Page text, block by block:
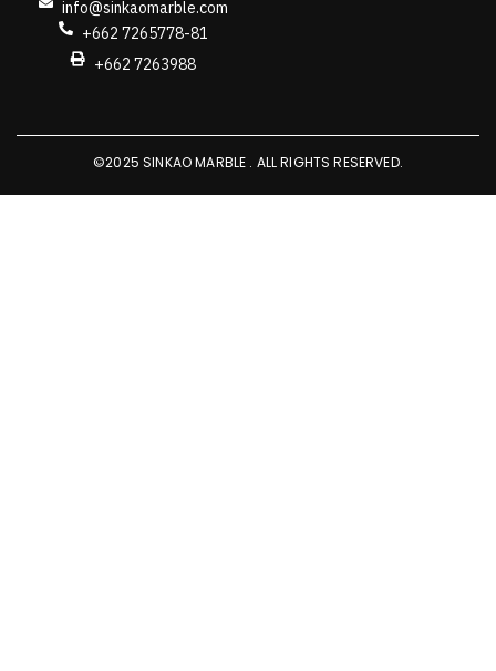
info@sinkaomarble.com
+662 7265778-81
+662 7263988
©2025 SINKAO MARBLE . ALL RIGHTS RESERVED.